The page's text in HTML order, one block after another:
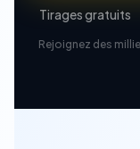
Tirages gratuits
Rejoignez des